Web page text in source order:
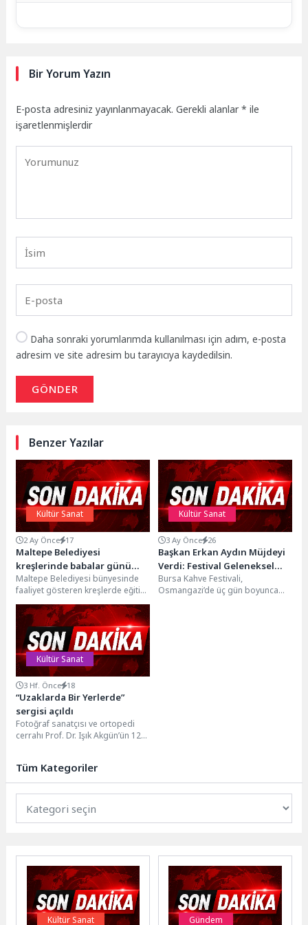
Bir Yorum Yazın
E-posta adresiniz yayınlanmayacak. Gerekli alanlar* ile
işaretlenmişlerdir
Daha sonraki yorumlarımda kullanılması için adım, e-posta
adresim ve site adresim bu tarayıcıya kaydedilsin.
GÖNDER
Benzer Yazılar
Kültür Sanat
2 Ay Önce 17
Maltepe Belediyesi
kreşlerinde babalar günü
coşkusu
Maltepe Belediyesi bünyesinde
faaliyet gösteren kreşlerde eğitim
gören minikler, Babalar Günü
kapsamında düzenlenen
etkinliklerde bir...
Kültür Sanat
3 Ay Önce 26
Başkan Erkan Aydın Müjdeyi
Verdi: Festival Geleneksel
Hale Geliyor
Bursa Kahve Festivali,
Osmangazi’de üç gün boyunca
Kültür Sanat
3 Hf. Önce 18
“Uzaklarda Bir Yerlerde”
sergisi açıldı
Fotoğraf sanatçısı ve ortopedi
cerrahı Prof. Dr. Işık Akgün’ün 12
Tüm Kategoriler
Kültür Sanat Gündem